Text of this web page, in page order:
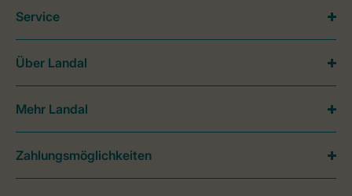
Service
Über Landal
Mehr Landal
Zahlungsmöglichkeiten